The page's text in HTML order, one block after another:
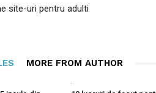
site-uri pentru adulti
MORE FROM AUTHOR